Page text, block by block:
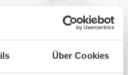
Über Cookies
Rollz Motion
Electric